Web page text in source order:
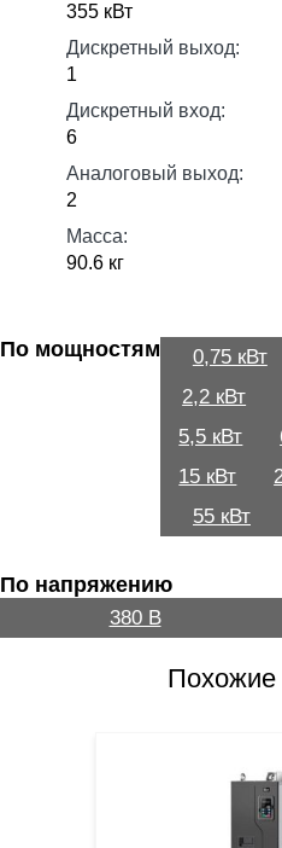
355 кВт
Дискретный выход:
1
Дискретный вход:
6
Аналоговый выход:
2
Масса:
90.6 кг
По мощностям 0,75 кВт
2,2 кВт
5,5 кВт
15 кВт
55 кВт
По напряжению
380 В
Похожие